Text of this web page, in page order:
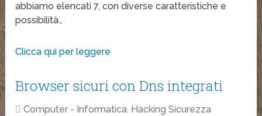
abbiamo elencati 7, con diverse caratteristiche e
possibilità…
Clicca qui per leggere
Browser sicuri con Dns integrati
Computer - Informatica, Hacking Sicurezza